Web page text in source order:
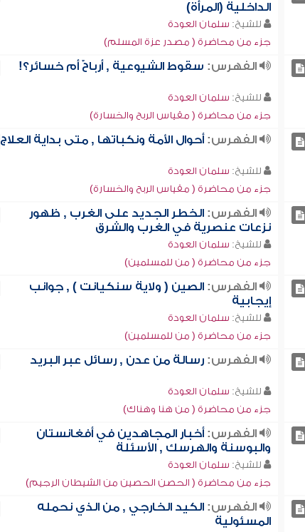
الداخلية (المرأة)
للشيخ: سلمان العودة
جزء من محاضرة ( مصدر عزة المسلم)
الفهرس: سقوط الشيوعية , أرباحٌ أم خسائر؟!
للشيخ: سلمان العودة
جزء من محاضرة ( مقياس الربح والخسارة)
الفهرس: أحوال الأمة ونكباتها , متى بداية العلاج
للشيخ: سلمان العودة
جزء من محاضرة ( مقياس الربح والخسارة)
الفهرس: الخطر الجديد على الغرب , ظهور
نزعات عنصرية في الغرب والشرق
للشيخ: سلمان العودة
جزء من محاضرة ( من للمسلمين)
الفهرس: الصين ( ولاية سنكيانت ) , جوانب
إيجابية
للشيخ: سلمان العودة
جزء من محاضرة ( من للمسلمين)
الفهرس: رسالة من عدن , رسائل عبر البريد
للشيخ: سلمان العودة
جزء من محاضرة ( من هنا وهناك)
الفهرس: أخبار المجاهدين في أفغانستان
والبوسنة والهرسك , الأسئلة
للشيخ: سلمان العودة
جزء من محاضرة ( الحصن الحصين من الشيطان الرجيم)
الفهرس: الكيد الخارجي , من الذي نحمله
المسئولية